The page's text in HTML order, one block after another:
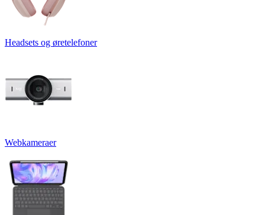
Headsets og øretelefoner
Webkameraer